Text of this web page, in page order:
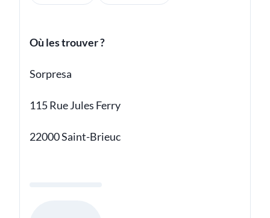
Où les trouver ?
Sorpresa
115 Rue Jules Ferry
22000 Saint-Brieuc